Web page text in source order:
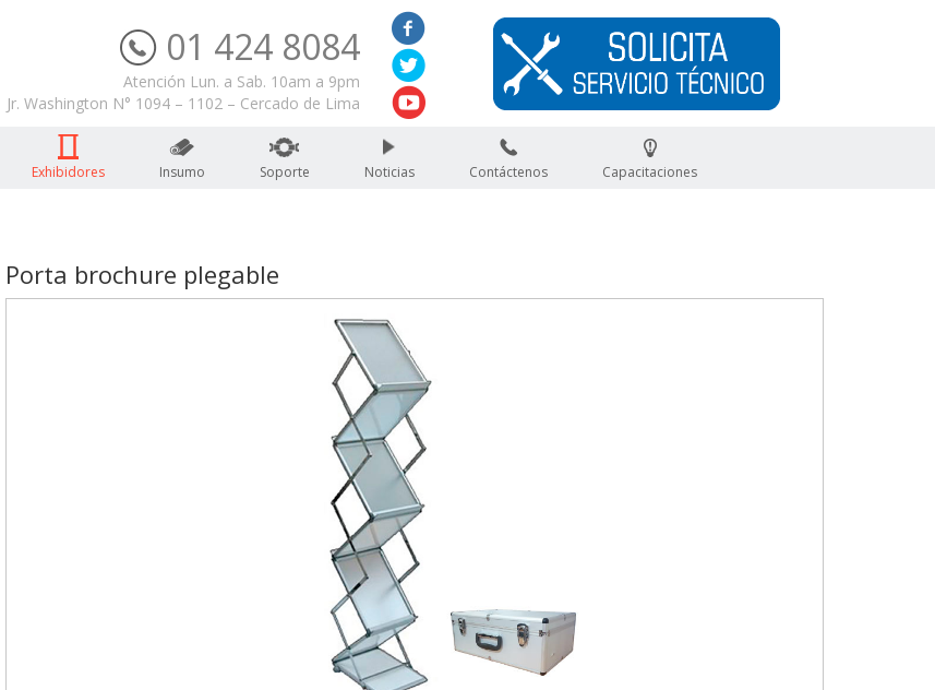
01 424 8084
Atención Lun. a Sab. 10am a 9pm
Jr. Washington N° 1094 – 1102 – Cercado de Lima
Exhibidores Insumo Soporte Noticias Contáctenos Capacitaciones
Servicio Técnico
Porta brochure plegable